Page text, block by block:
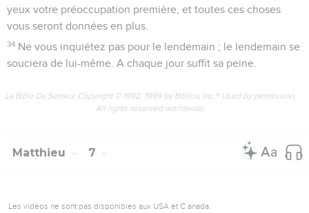
yeux votre préoccupation première, et toutes ces choses
vous seront données en plus.
34 Ne vous inquiétez pas pour le lendemain ; le lendemain se
souciera de lui-même. A chaque jour suffit sa peine.
La Bible Du Semeur Copyright © 1992, 1999 by Biblica, Inc.® Used by permission.
All rights reserved worldwide.
Matthieu 7
Les vidéos ne sont pas disponibles aux USA et C anada.